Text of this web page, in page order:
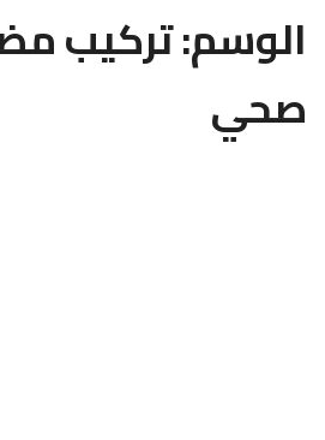
الوسم:تركيب
صحي